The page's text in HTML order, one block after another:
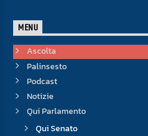
MENU
Ascolta
Palinsesto
Podcast
Notizie
Qui Parlamento
Qui Senato